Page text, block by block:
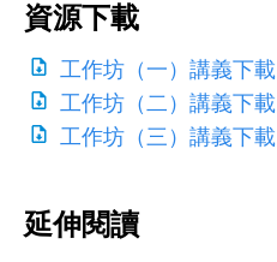
資源下載
工作坊（一）講義下載
工作坊（二）講義下載
工作坊（三）講義下載
延伸閱讀